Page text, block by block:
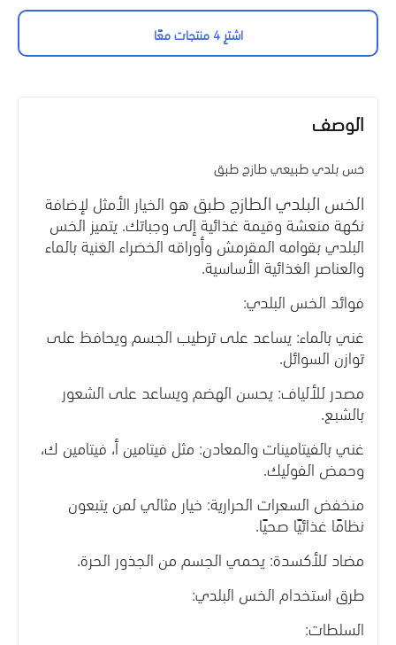
اشترِ 4 منتجات معًا
الوصف
خس بلدي طبيعي طازج طبق
الخس البلدي الطازج طبق هو الخيار الأمثل لإضافة
نكهة منعشة وقيمة غذائية إلى وجباتك. يتميز الخس
البلدي بقوامه المقرمش وأوراقه الخضراء الغنية بالماء
والعناصر الغذائية الأساسية.
فوائد الخس البلدي:
غني بالماء: يساعد على ترطيب الجسم ويحافظ على
توازن السوائل.
مصدر للألياف: يحسن الهضم ويساعد على الشعور
بالشبع.
غني بالفيتامينات والمعادن: مثل فيتامين أ، فيتامين ك،
وحمض الفوليك.
منخفض السعرات الحرارية: خيار مثالي لمن يتبعون
نظامًا غذائيًا صحيًا.
مضاد للأكسدة: يحمي الجسم من الجذور الحرة.
طرق استخدام الخس البلدي:
السلطات: